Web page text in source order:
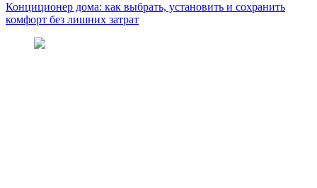
Конциционер дома: как выбрать, установить и сохранить
комфорт без лишних затрат